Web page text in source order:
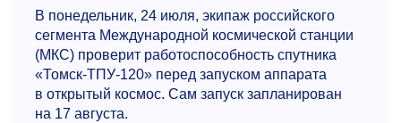
В понедельник, 24 июля, экипаж российского
сегмента Международной космической станции
(МКС) проверит работоспособность спутника
«Томск-ТПУ-120» перед запуском аппарата
в открытый космос. Сам запуск запланирован
на 17 августа.